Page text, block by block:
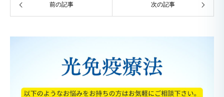
前の記事 次の記事